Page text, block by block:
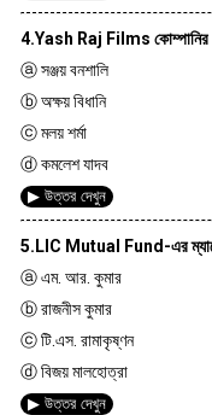
4.Yash Raj Films কোম্পানির
ⓐ সঞ্জয় বনশালি
ⓑ অক্ষয় বিধানি
ⓒ মলয় শর্মা
ⓓ কমলেশ যাদব
▶ উত্তর দেখুন
5.LIC Mutual Fund-এর
ⓐ এম. আর. কুমার
ⓑ রাজনীস কুমার
ⓒ টি.এস. রামাকৃষ্ণন
ⓓ বিজয় মালহোত্রা
▶ উত্তর দেখুন